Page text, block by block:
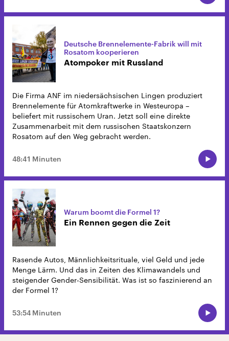
Deutsche Brennelemente-Fabrik will mit
Rosatom kooperieren
Atompoker mit Russland
Die Firma ANF im niedersächsischen Lingen produziert
Brennelemente für Atomkraftwerke in Westeuropa –
beliefert mit russischem Uran. Jetzt soll eine direkte
Zusammenarbeit mit dem russischen Staatskonzern
Rosatom auf den Weg gebracht werden.
48:41 Minuten
Warum boomt die Formel 1?
Ein Rennen gegen die Zeit
Rasende Autos, Männlichkeitsrituale, viel Geld und jede
Menge Lärm. Und das in Zeiten des Klimawandels und
steigender Gender-Sensibilität. Was ist so faszinierend an
der Formel 1?
53:54 Minuten